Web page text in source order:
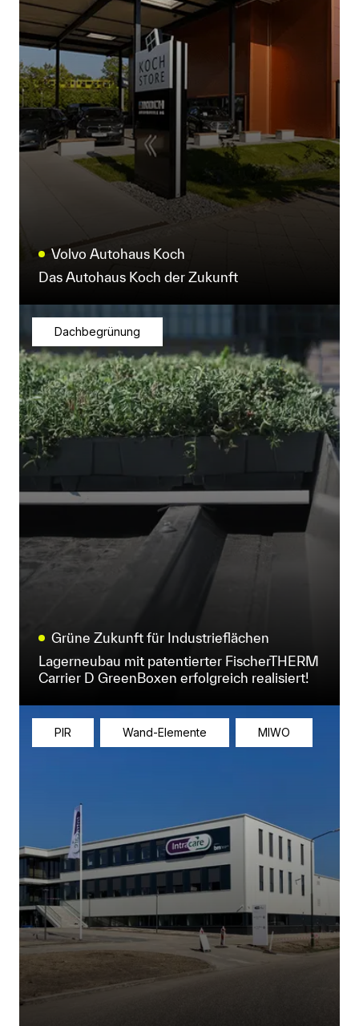
E-Shop
Volvo Autohaus Koch
Das Autohaus Koch der Zukunft
Dachbegrünung
Grüne Zukunft für Industrieflächen
Lagerneubau mit patentierter FischerTHERM
Carrier D GreenBoxen erfolgreich realisiert!
PIR Wand-Elemente MIWO